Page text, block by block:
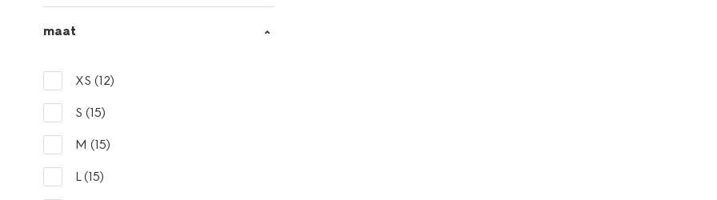
maat
XS (12)
S (15)
M (15)
L(15)